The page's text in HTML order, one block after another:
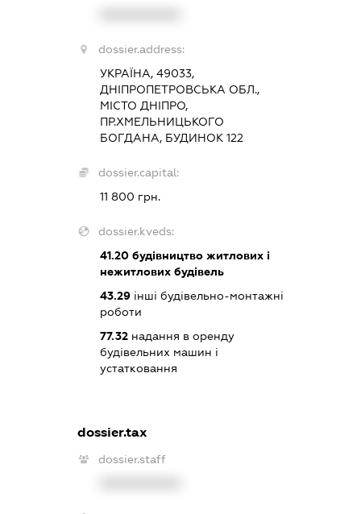
dossier.address:
УКРАЇНА, 49033,
ДНІПРОПЕТРОВСЬКА ОБЛ.,
МІСТО ДНІПРО,
ПР.ХМЕЛЬНИЦЬКОГО
БОГДАНА, БУДИНОК 122
dossier.capital:
11 800 грн.
dossier.kveds:
41.20будівництво житлових і
нежитлових будівель
43.29інші будівельно-монтажні
роботи
77.32надання в оренду
будівельних машин і
устатковання
dossier.tax
dossier.staff